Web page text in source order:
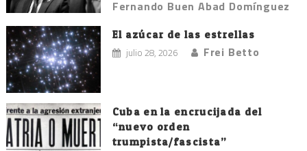
Fernando Buen Abad Domínguez
El azúcar de las estrellas
julio 28, 2026 Frei Betto
Cuba en la encrucijada del
“nuevo orden
trumpista/fascista”